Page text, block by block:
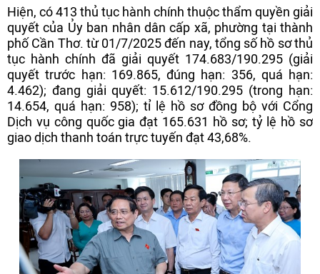
Hiện, có 413 thủ tục hành chính thuộc thẩm quyền giải
quyết của Ủy ban nhân dân cấp xã, phường tại thành
phố Cần Thơ. từ 01/7/2025 đến nay, tổng số hồ sơ thủ
tục hành chính đã giải quyết 174.683/190.295 (giải
quyết trước hạn: 169.865, đúng hạn: 356, quá hạn:
4.462); đang giải quyết: 15.612/190.295 (trong hạn:
14.654, quá hạn: 958); tỉ lệ hồ sơ đồng bộ với Cổng
Dịch vụ công quốc gia đạt 165.631 hồ sơ; tỷ lệ hồ sơ
giao dịch thanh toán trực tuyến đạt 43,68%.